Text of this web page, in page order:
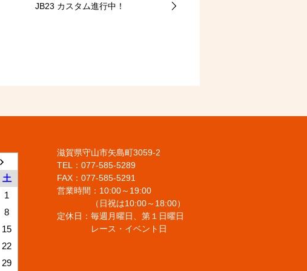
JB23 カスタム進行中！
土
1
8
15
22
29
滋賀県守山市矢島町3059-2
TEL：077-585-5289
FAX：077-585-5291
営業時間：10:00～19:00
（日祝は10:00～18:00）
定休日：毎週月曜日、第１日曜日
レース・イベント日